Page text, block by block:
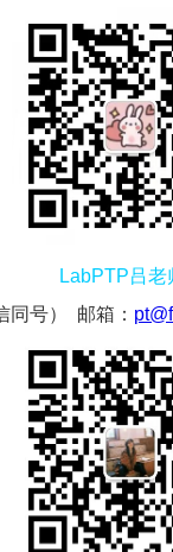
LabPTP吕老
号） 邮箱：